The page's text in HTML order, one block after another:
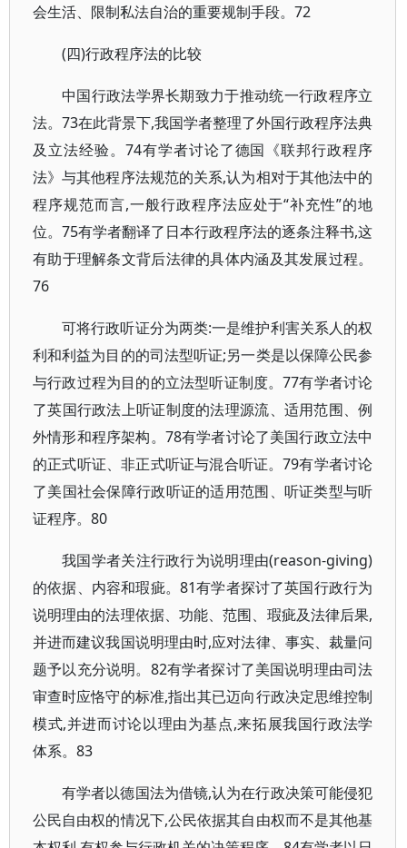
会生活、限制私法自治的重要规制手段。72
(四)行政程序法的比较
中国行政法学界长期致力于推动统一行政程序立
法。73在此背景下,我国学者整理了外国行政程序法典
及立法经验。74有学者讨论了德国《联邦行政程序
法》与其他程序法规范的关系,认为相对于其他法中的
程序规范而言,一般行政程序法应处于“补充性”的地
位。75有学者翻译了日本行政程序法的逐条注释书,这
有助于理解条文背后法律的具体内涵及其发展过程。
76
可将行政听证分为两类:一是维护利害关系人的权
利和利益为目的的司法型听证;另一类是以保障公民参
与行政过程为目的的立法型听证制度。77有学者讨论
了英国行政法上听证制度的法理源流、适用范围、例
外情形和程序架构。78有学者讨论了美国行政立法中
的正式听证、非正式听证与混合听证。79有学者讨论
了美国社会保障行政听证的适用范围、听证类型与听
证程序。80
我国学者关注行政行为说明理由(reason-giving)
的依据、内容和瑕疵。81有学者探讨了英国行政行为
说明理由的法理依据、功能、范围、瑕疵及法律后果,
并进而建议我国说明理由时,应对法律、事实、裁量问
题予以充分说明。82有学者探讨了美国说明理由司法
审查时应恪守的标准,指出其已迈向行政决定思维控制
模式,并进而讨论以理由为基点,来拓展我国行政法学
体系。83
有学者以德国法为借镜,认为在行政决策可能侵犯
公民自由权的情况下,公民依据其自由权而不是其他基